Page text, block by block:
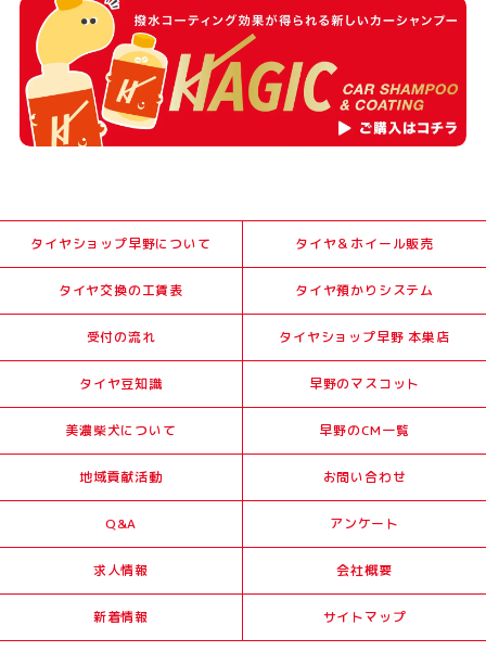
タイヤショップ早野について タイヤ＆ホイール販売
タイヤ交換の工賃表 タイヤ預かりシステム
受付の流れ タイヤショップ早野 本巣店
タイヤ豆知識 早野のマスコット
美濃柴犬について 早野のCM一覧
地域貢献活動 お問い合わせ
Q&A アンケート
求人情報 会社概要
新着情報 サイトマップ